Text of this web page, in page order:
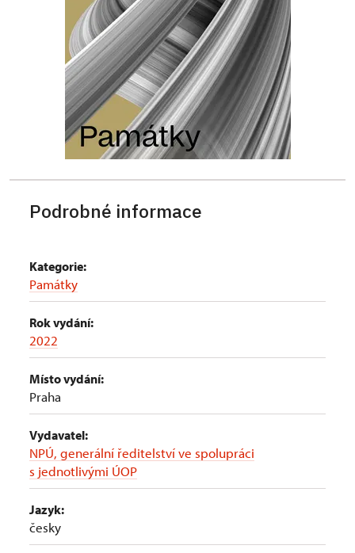
Podrobné informace
Kategorie:
Památky
Rok vydání:
2022
Místo vydání:
Praha
Vydavatel:
NPÚ, generální ředitelství ve spolupráci
s jednotlivými ÚOP
Jazyk:
česky